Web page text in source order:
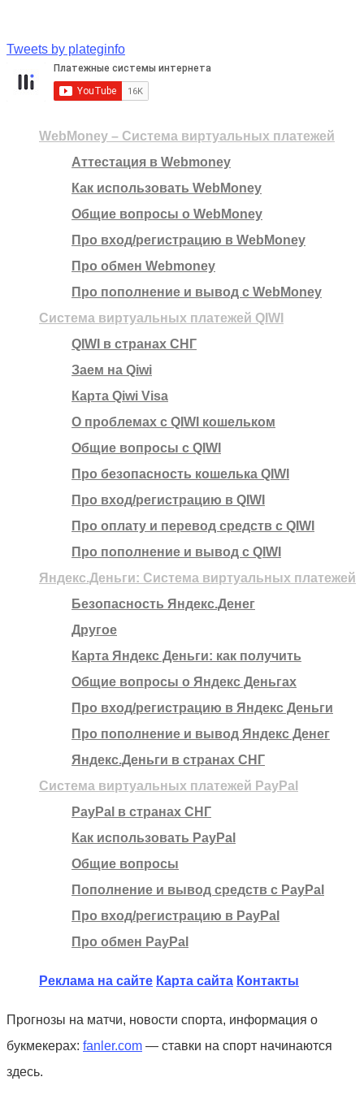
Tweets by plateginfo
WebMoney – Система виртуальных платежей
Аттестация в Webmoney
Как использовать WebMoney
Общие вопросы о WebMoney
Про вход/регистрацию в WebMoney
Про обмен Webmoney
Про пополнение и вывод с WebMoney
Система виртуальных платежей QIWI
QIWI в странах СНГ
Заем на Qiwi
Карта Qiwi Visa
О проблемах с QIWI кошельком
Общие вопросы с QIWI
Про безопасность кошелька QIWI
Про вход/регистрацию в QIWI
Про оплату и перевод средств c QIWI
Про пополнение и вывод с QIWI
Яндекс.Деньги: Система виртуальных платежей
Безопасность Яндекс.Денег
Другое
Карта Яндекс Деньги: как получить
Общие вопросы о Яндекс Деньгах
Про вход/регистрацию в Яндекс Деньги
Про пополнение и вывод Яндекс Денег
Яндекс.Деньги в странах СНГ
Система виртуальных платежей PayPal
PayPal в странах СНГ
Как использовать PayPal
Общие вопросы
Пополнение и вывод средств с PayPal
Про вход/регистрацию в PayPal
Про обмен PayPal
Реклама на сайте Карта сайта Контакты
Прогнозы на матчи, новости спорта, информация о
букмекерах: fanler.com — ставки на спорт начинаются
здесь.